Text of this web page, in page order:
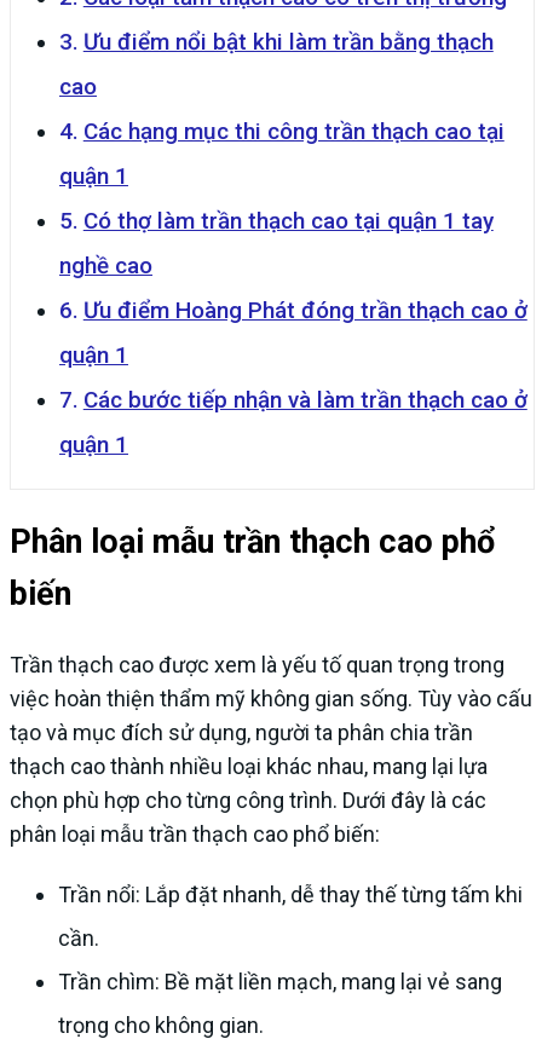
Ưu điểm nổi bật khi làm trần bằng thạch
cao
Các hạng mục thi công trần thạch cao tại
quận 1
Có thợ làm trần thạch cao tại quận 1 tay
nghề cao
Ưu điểm Hoàng Phát đóng trần thạch cao ở
quận 1
Các bước tiếp nhận và làm trần thạch cao ở
quận 1
Phân loại mẫu trần thạch cao phổ
biến
Trần thạch cao được xem là yếu tố quan trọng trong
việc hoàn thiện thẩm mỹ không gian sống. Tùy vào cấu
tạo và mục đích sử dụng, người ta phân chia trần
thạch cao thành nhiều loại khác nhau, mang lại lựa
chọn phù hợp cho từng công trình. Dưới đây là các
phân loại mẫu trần thạch cao phổ biến:
Trần nổi: Lắp đặt nhanh, dễ thay thế từng tấm khi
cần.
Trần chìm: Bề mặt liền mạch, mang lại vẻ sang
trọng cho không gian.